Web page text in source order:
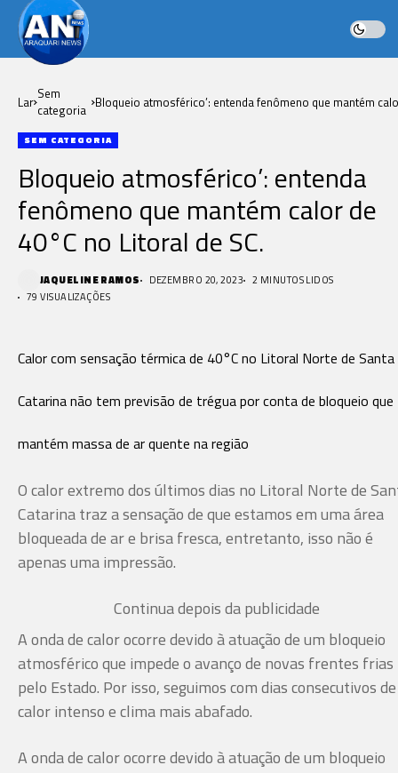
Lar Sem
categoria Bloqueio atmosférico’: entenda fenômeno que mantém
SEM CATEGORIA
Bloqueio atmosférico’: entenda
fenômeno que mantém calor de
40°C no Litoral de SC.
JAQUELINE RAMOS DEZEMBRO 20, 2023
2 MINUTOS LIDOS
79 VISUALIZAÇÕES
Calor com sensação térmica de 40°C no Litoral Norte de Santa
Catarina não tem previsão de trégua por conta de bloqueio que
mantém massa de ar quente na região
O calor extremo dos últimos dias no Litoral Norte de
Catarina traz a sensação de que estamos em uma área
bloqueada de ar e brisa fresca, entretanto, isso não é
apenas uma impressão.
Continua depois da publicidade
A onda de calor ocorre devido à atuação de um bloqueio
atmosférico que impede o avanço de novas frentes frias
pelo Estado. Por isso, seguimos com dias consecutivos de
calor intenso e clima mais abafado.
A onda de calor ocorre devido à atuação de um bloqueio